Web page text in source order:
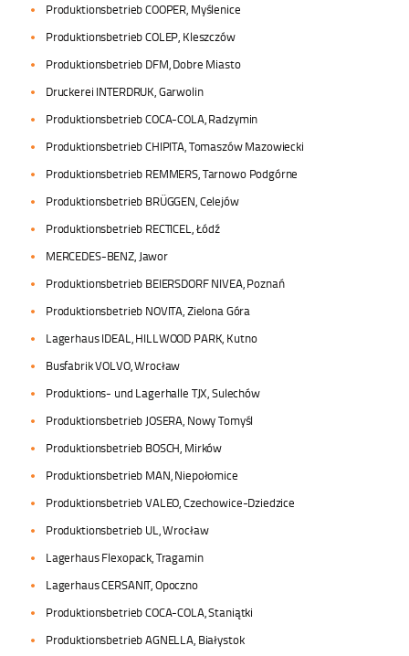
Produktionsbetrieb COOPER, Myślenice
Produktionsbetrieb COLEP, Kleszczów
Produktionsbetrieb DFM, Dobre Miasto
Druckerei INTERDRUK, Garwolin
Produktionsbetrieb COCA-COLA, Radzymin
Produktionsbetrieb CHIPITA, Tomaszów Mazowiecki
Produktionsbetrieb REMMERS, Tarnowo Podgórne
Produktionsbetrieb BRÜGGEN, Celejów
Produktionsbetrieb RECTICEL, Łódź
MERCEDES-BENZ, Jawor
Produktionsbetrieb BEIERSDORF NIVEA, Poznań
Produktionsbetrieb NOVITA, Zielona Góra
Lagerhaus IDEAL, HILLWOOD PARK, Kutno
Busfabrik VOLVO, Wrocław
Produktions- und Lagerhalle TJX, Sulechów
Produktionsbetrieb JOSERA, Nowy Tomyśl
Produktionsbetrieb BOSCH, Mirków
Produktionsbetrieb MAN, Niepołomice
Produktionsbetrieb VALEO, Czechowice-Dziedzice
Produktionsbetrieb UL, Wrocław
Lagerhaus Flexopack, Tragamin
Lagerhaus CERSANIT, Opoczno
Produktionsbetrieb COCA-COLA, Staniątki
Produktionsbetrieb AGNELLA, Białystok